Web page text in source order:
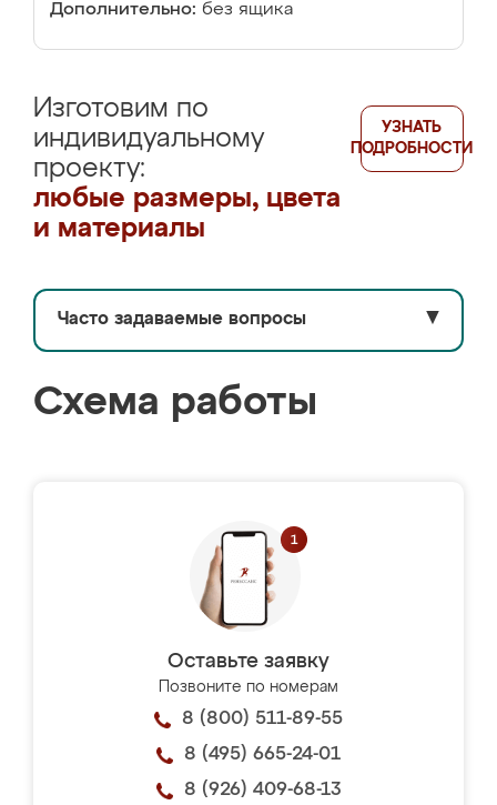
Дополнительно: без ящика
Изготовим по
индивидуальному
проекту:
любые размеры, цвета
и материалы
УЗНАТЬ
ПОДРОБНОСТИ
Часто задаваемые вопросы ▼
Схема работы
Оставьте заявку
Позвоните по номерам
8 (800) 511-89-55
8 (495) 665-24-01
8 (926) 409-68-13